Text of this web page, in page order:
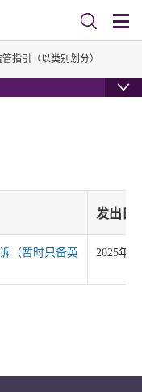
指引（以类别划分）
发出日
（暂时只备英
2025年